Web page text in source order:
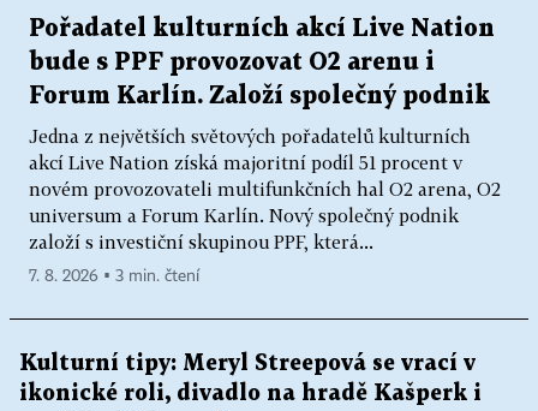
Pořadatel kulturních akcí Live Nation
bude s PPF provozovat O2 arenu i
Forum Karlín. Založí společný podnik
Jedna z největších světových pořadatelů kulturních
akcí Live Nation získá majoritní podíl 51 procent v
novém provozovateli multifunkčních hal O2 arena, O2
universum a Forum Karlín. Nový společný podnik
založí s investiční skupinou PPF, která...
7. 8. 2026 ▪ 3 min. čtení
Kulturní tipy: Meryl Streepová se vrací v
ikonické roli, divadlo na hradě Kašperk i